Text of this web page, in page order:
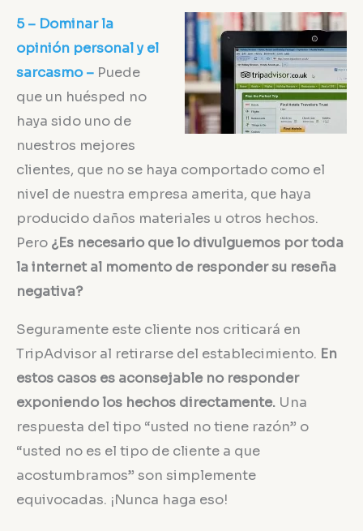
5 – Dominar la
opinión personal y el
sarcasmo – Puede
que un huésped no
haya sido uno de
nuestros mejores
clientes, que no se haya comportado como el
nivel de nuestra empresa amerita, que haya
producido daños materiales u otros hechos.
Pero ¿Es necesario que lo divulguemos por toda
la internet al momento de responder su reseña
negativa?
Seguramente este cliente nos criticará en
TripAdvisor al retirarse del establecimiento. En
estos casos es aconsejable no responder
exponiendo los hechos directamente. Una
respuesta del tipo “usted no tiene razón” o
“usted no es el tipo de cliente a que
acostumbramos” son simplemente
equivocadas. ¡Nunca haga eso!